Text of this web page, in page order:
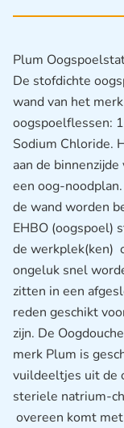
Plum
De stofdichte
wand van het
oogspoelflessen:
Sodium Chloride.
aan de
een oog-
de wand worden
EHBO (oogspoel)
de werkplek(ken)
ongeluk snel
zitten in een
reden geschikt
zijn. De
merk Plum is
vuildeeltjes uit de
steriele natrium-
overeen komt